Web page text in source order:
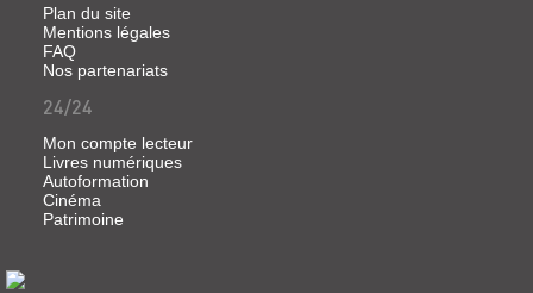
LE
PÈRE
VICTOR
DILLARD,
JÉSUITE,
BLOIS
25
DÉCEMBRE...
Plan du site
Mentions légales
FAQ
Nos partenariats
24/24
Mon compte lecteur
Livres numériques
Autoformation
Cinéma
Patrimoine